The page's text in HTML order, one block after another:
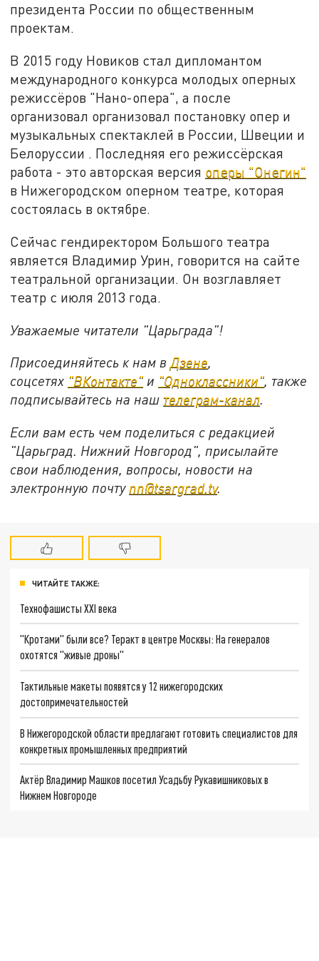
президента России по общественным
проектам.
В 2015 году Новиков стал дипломантом
международного конкурса молодых оперных
режиссёров "Нано-опера", а после
организовал организовал постановку опер и
музыкальных спектаклей в России, Швеции и
Белоруссии . Последняя его режиссёрская
работа - это авторская версия оперы "Онегин"
в Нижегородском оперном театре, которая
состоялась в октябре.
Сейчас гендиректором Большого театра
является Владимир Урин, говорится на сайте
театральной организации. Он возглавляет
театр с июля 2013 года.
Уважаемые читатели "Царьграда"!
Присоединяйтесь к нам вДзене,
соцсетях "ВКонтакте" и "Одноклассники", также
подписывайтесь на наш телеграм-канал.
Если вам есть чем поделиться с редакцией
"Царьград. Нижний Новгород", присылайте
свои наблюдения, вопросы, новости на
электронную почту nn@tsargrad.tv.
ЧИТАЙТЕ ТАКЖЕ:
Технофашисты XXI века
"Кротами" были все? Теракт в центре Москвы: На генералов
охотятся "живые дроны"
Тактильные макеты появятся у 12 нижегородских
достопримечательностей
В Нижегородской области предлагают готовить специалистов для
конкретных промышленных предприятий
Актёр Владимир Машков посетил Усадьбу Рукавишниковых в
Нижнем Новгороде